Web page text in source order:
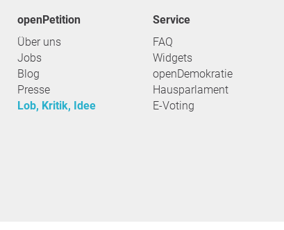
openPetition
Über uns
Jobs
Blog
Presse
Lob, Kritik, Idee
Service
FAQ
Widgets
openDemokratie
Hausparlament
E-Voting